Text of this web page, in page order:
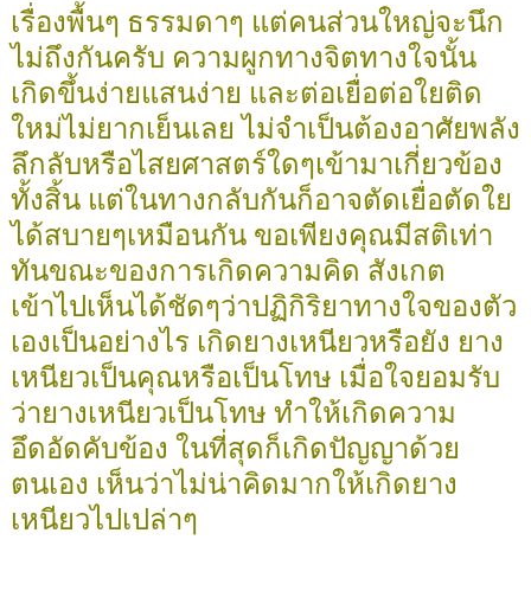
เรื่องพื้นๆ ธรรมดาๆ แต่คนส่วนใหญ่จะนึก
ไม่ถึงกันครับ ความผูกทางจิตทางใจนั้น
เกิดขึ้นง่ายแสนง่าย และต่อเยื่อต่อใยติด
ใหม่ไม่ยากเย็นเลย ไม่จำเป็นต้องอาศัยพลัง
ลึกลับหรือไสยศาสตร์ใดๆเข้ามาเกี่ยวข้อง
ทั้งสิ้น แต่ในทางกลับกันก็อาจตัดเยื่อตัดใย
ได้สบายๆเหมือนกัน ขอเพียงคุณมีสติเท่า
ทันขณะของการเกิดความคิด สังเกต
เข้าไปเห็นได้ชัดๆว่าปฏิกิริยาทางใจของตัว
เองเป็นอย่างไร เกิดยางเหนียวหรือยัง ยาง
เหนียวเป็นคุณหรือเป็นโทษ เมื่อใจยอมรับ
ว่ายางเหนียวเป็นโทษ ทำให้เกิดความ
อึดอัดคับข้อง ในที่สุดก็เกิดปัญญาด้วย
ตนเอง เห็นว่าไม่น่าคิดมากให้เกิดยาง
เหนียวไปเปล่าๆ